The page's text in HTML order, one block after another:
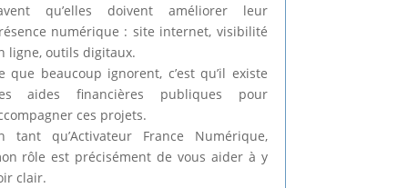
qu’elles doivent améliorer leur
numérique : site internet, visibilité
ligne, outils digitaux.
que beaucoup ignorent, c’est qu’il existe
aides financières publiques pour
ces projets.
tant qu’Activateur France Numérique,
rôle est précisément de vous aider à y
clair.